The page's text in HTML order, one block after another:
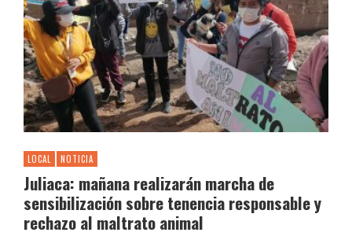
LOCAL NOTICIA
Juliaca: mañana realizarán marcha de
sensibilización sobre tenencia responsable y
rechazo al maltrato animal